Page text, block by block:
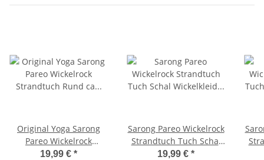
Original Yoga Sarong
Pareo Wickelrock
Strandtuch Rund ca
19,99 € *
Sarong Pareo Wickelrock
Strandtuch Tuch Schal
Wickelkleid Strandkleid
19,99 € *